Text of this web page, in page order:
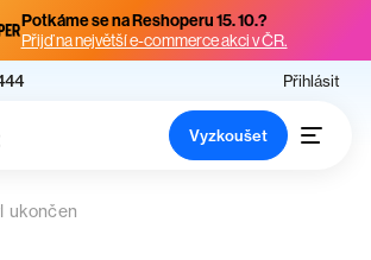
Potkáme se na Reshoperu 15. 10.?
Přijď na největší e-commerce akci v ČR.
Přihlásit
Vyzkoušet
ukončen